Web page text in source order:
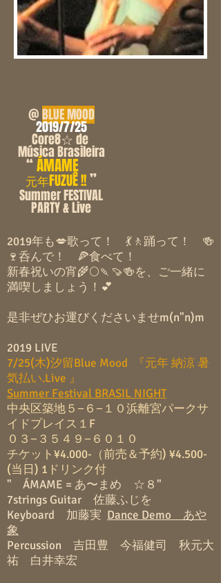
@BLUE MOOD
2019/7/25
Core8☆ de
Música Brasileira
“ÁMAME
元年FUZUÊ !!”
Summer FESTIVAL
PARTY & Live
2019年も💋歌って！ 💃🚶踊って！ 🍻
🍷呑んで！ 🍕食べて！
新春祝いの宵🌾🌕🍡🍠🍻を、ご一緒に
満喫しましょう！ 💕
是非ぜひお運びくださいませm(n"n)m
2019 LIVE
7/25(木)汐留Blue Mood 『元年 納涼 暑
気払い.Live 』
Summer Festival BRASIL NIGHT
中央区築地５−６−１０浜離宮パークサ
イドプレイス１F
０３−３５４９−６０１０
チケット¥4.000-（前売＆予約) ¥4.500-
(当日) 1ドリンク付
" ÁMAME = あ〜まめ ☆８"
7strings Guitar 佐藤ふじを
Keyboard 加藤実 Dance Demo あや
象
Percussion 吉田豊 今福健司 秋元大
祐 白井幸宏